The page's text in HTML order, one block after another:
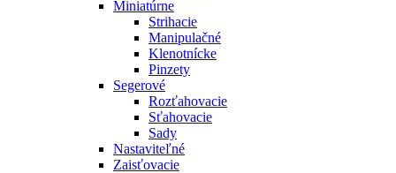
Miniatúrne
Strihacie
Manipulačné
Klenotnícke
Pinzety
Segerové
Rozťahovacie
Sťahovacie
Sady
Nastaviteľné
Zaisťovacie